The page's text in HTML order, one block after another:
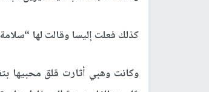
كذلك فعلت إليسا وقالت لها
وكانت وهبي أثارت قلق محبيها